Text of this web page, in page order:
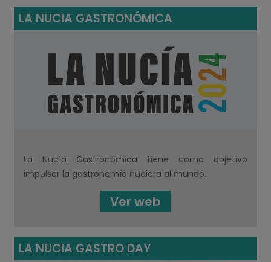
LA NUCIA GASTRONÓMICA
La Nucía Gastronómica tiene como objetivo
impulsar la gastronomía nuciera al mundo.
Ver web
LA NUCIA GASTRO DAY